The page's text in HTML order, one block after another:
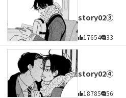
story02③
17654 33
story02④
18785 56